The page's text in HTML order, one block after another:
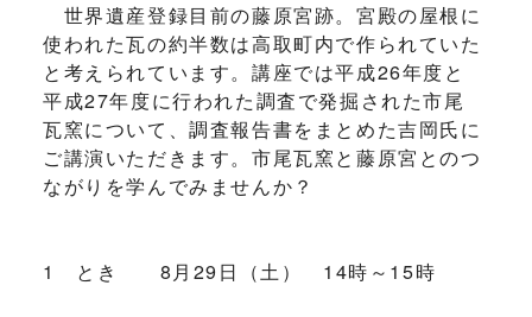
世界遺産登録目前の藤原宮跡。宮殿の屋根に
使われた瓦の約半数は高取町内で作られていた
と考えられています。講座では平成26年度と
平成27年度に行われた調査で発掘された市尾
瓦窯について、調査報告書をまとめた吉岡氏に
ご講演いただきます。市尾瓦窯と藤原宮とのつ
ながりを学んでみませんか？
1 とき 8月29日（土） 14時～15時